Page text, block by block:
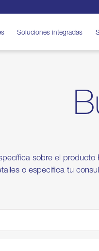
Soluciones integradas
sobre el
o especifica tu